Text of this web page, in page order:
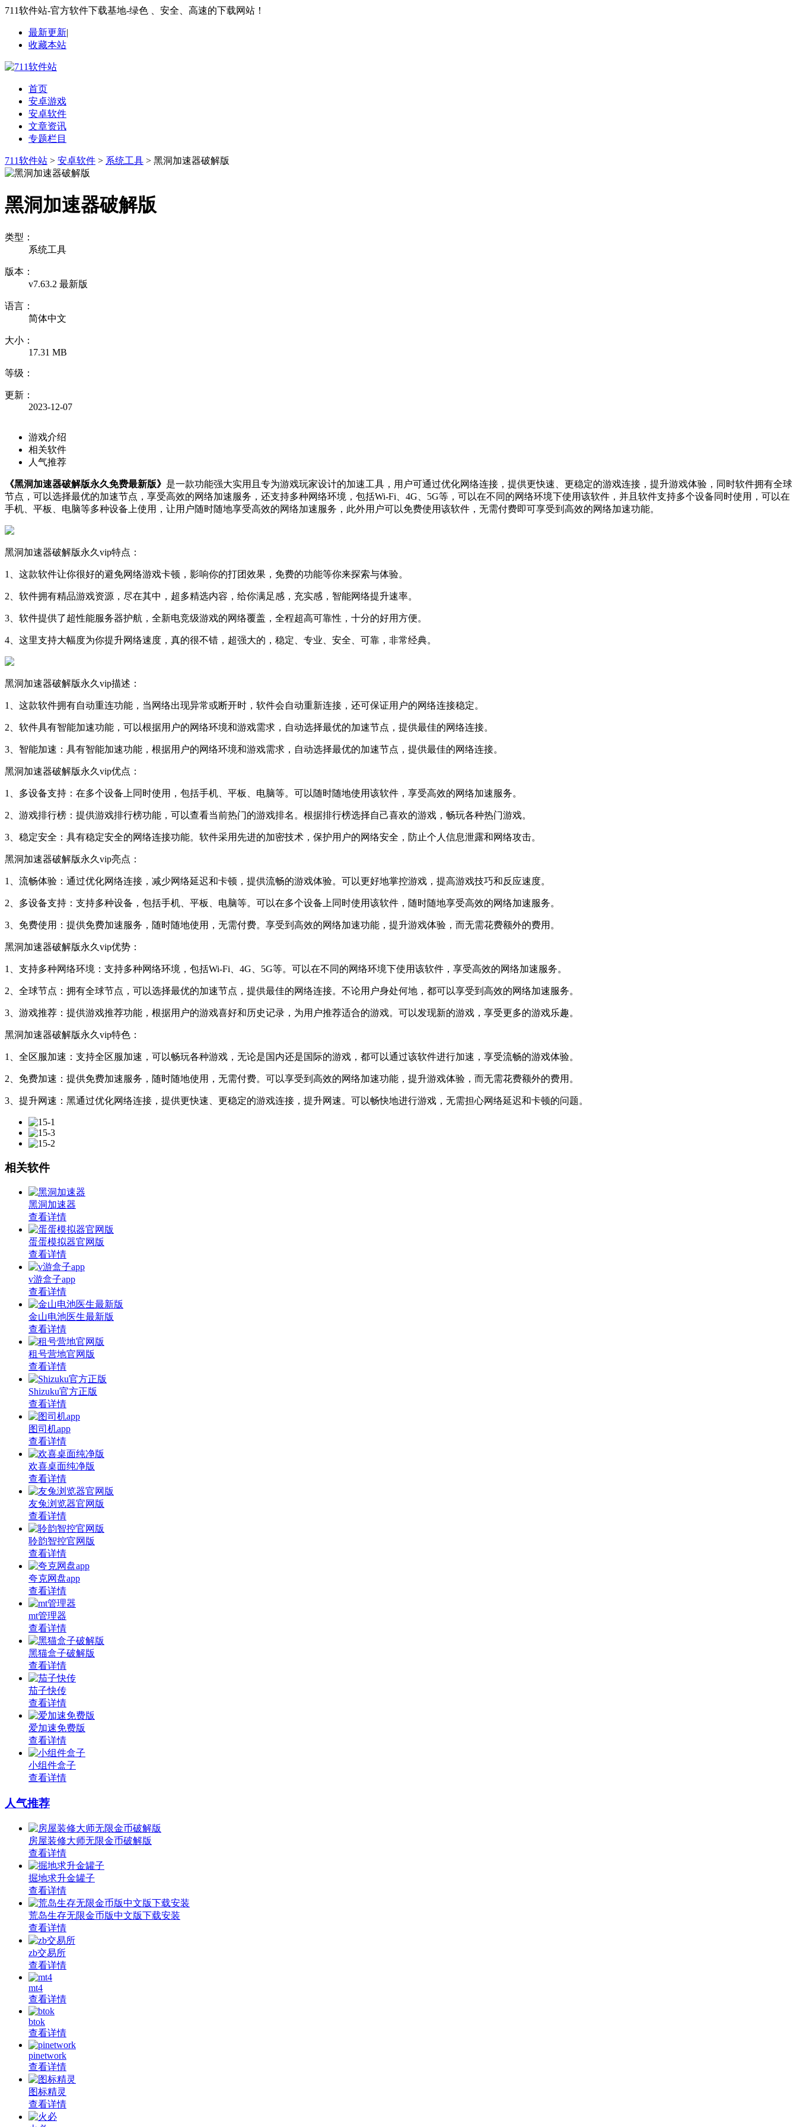
711软件站-官方软件下载基地-绿色 、安全、高速的下载网站！
最新更新|
收藏本站
首页
安卓游戏
安卓软件
文章资讯
专题栏目
711软件站 > 安卓软件 > 系统工具 > 黑洞加速器破解版
黑洞加速器破解版
类型：
系统工具
版本：
v7.63.2 最新版
语言：
简体中文
大小：
17.31 MB
等级：
更新：
2023-12-07
游戏介绍
相关软件
人气推荐
《黑洞加速器破解版永久免费最新版》 是一款功能强大实用且专为游戏玩家设计的加速工具，用户可通过优化网络连接，提供更快速、更稳定的游戏连接，提升游戏体验，同时软件拥有全球
节点，可以选择最优的加速节点，享受高效的网络加速服务，还支持多种网络环境，包括Wi-Fi、4G、5G等，可以在不同的网络环境下使用该软件，并且软件支持多个设备同时使用，可以在
手机、平板、电脑等多种设备上使用，让用户随时随地享受高效的网络加速服务，此外用户可以免费使用该软件，无需付费即可享受到高效的网络加速功能。
黑洞加速器破解版永久vip特点：
1、这款软件让你很好的避免网络游戏卡顿，影响你的打团效果，免费的功能等你来探索与体验。
2、软件拥有精品游戏资源，尽在其中，超多精选内容，给你满足感，充实感，智能网络提升速率。
3、软件提供了超性能服务器护航，全新电竞级游戏的网络覆盖，全程超高可靠性，十分的好用方便。
4、这里支持大幅度为你提升网络速度，真的很不错，超强大的，稳定、专业、安全、可靠，非常经典。
黑洞加速器破解版永久vip描述：
1、这款软件拥有自动重连功能，当网络出现异常或断开时，软件会自动重新连接，还可保证用户的网络连接稳定。
2、软件具有智能加速功能，可以根据用户的网络环境和游戏需求，自动选择最优的加速节点，提供最佳的网络连接。
3、智能加速：具有智能加速功能，根据用户的网络环境和游戏需求，自动选择最优的加速节点，提供最佳的网络连接。
黑洞加速器破解版永久vip优点：
1、多设备支持：在多个设备上同时使用，包括手机、平板、电脑等。可以随时随地使用该软件，享受高效的网络加速服务。
2、游戏排行榜：提供游戏排行榜功能，可以查看当前热门的游戏排名。根据排行榜选择自己喜欢的游戏，畅玩各种热门游戏。
3、稳定安全：具有稳定安全的网络连接功能。软件采用先进的加密技术，保护用户的网络安全，防止个人信息泄露和网络攻击。
黑洞加速器破解版永久vip亮点：
1、流畅体验：通过优化网络连接，减少网络延迟和卡顿，提供流畅的游戏体验。可以更好地掌控游戏，提高游戏技巧和反应速度。
2、多设备支持：支持多种设备，包括手机、平板、电脑等。可以在多个设备上同时使用该软件，随时随地享受高效的网络加速服务。
3、免费使用：提供免费加速服务，随时随地使用，无需付费。享受到高效的网络加速功能，提升游戏体验，而无需花费额外的费用。
黑洞加速器破解版永久vip优势：
1、支持多种网络环境：支持多种网络环境，包括Wi-Fi、4G、5G等。可以在不同的网络环境下使用该软件，享受高效的网络加速服务。
2、全球节点：拥有全球节点，可以选择最优的加速节点，提供最佳的网络连接。不论用户身处何地，都可以享受到高效的网络加速服务。
3、游戏推荐：提供游戏推荐功能，根据用户的游戏喜好和历史记录，为用户推荐适合的游戏。可以发现新的游戏，享受更多的游戏乐趣。
黑洞加速器破解版永久vip特色：
1、全区服加速：支持全区服加速，可以畅玩各种游戏，无论是国内还是国际的游戏，都可以通过该软件进行加速，享受流畅的游戏体验。
2、免费加速：提供免费加速服务，随时随地使用，无需付费。可以享受到高效的网络加速功能，提升游戏体验，而无需花费额外的费用。
3、提升网速：黑通过优化网络连接，提供更快速、更稳定的游戏连接，提升网速。可以畅快地进行游戏，无需担心网络延迟和卡顿的问题。
相关软件
黑洞加速器
查看详情
蛋蛋模拟器官网版
查看详情
v游盒子app
查看详情
金山电池医生最新版
查看详情
租号营地官网版
查看详情
Shizuku官方正版
查看详情
图司机app
查看详情
欢喜桌面纯净版
查看详情
友兔浏览器官网版
查看详情
聆韵智控官网版
查看详情
夸克网盘app
查看详情
mt管理器
查看详情
黑猫盒子破解版
查看详情
茄子快传
查看详情
爱加速免费版
查看详情
小组件盒子
查看详情
人气推荐
房屋装修大师无限金币破解版
查看详情
掘地求升金罐子
查看详情
荒岛生存无限金币版中文版下载安装
查看详情
zb交易所
查看详情
mt4
查看详情
btok
查看详情
pinetwork
查看详情
图标精灵
查看详情